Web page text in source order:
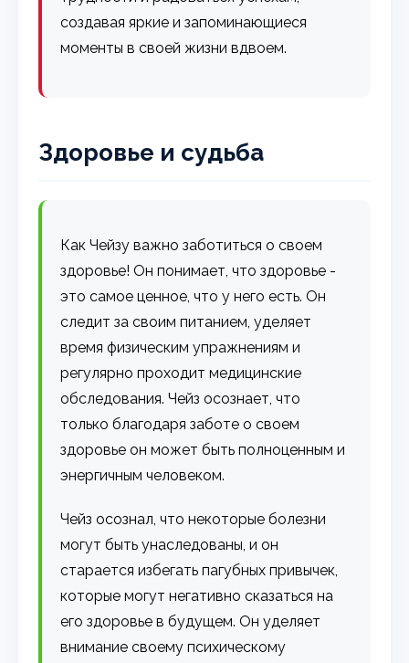
создавая яркие и запоминающиеся
моменты в своей жизни вдвоем.
Здоровье и судьба
Как Чейзу важно заботиться о своем
здоровье! Он понимает, что здоровье -
это самое ценное, что у него есть. Он
следит за своим питанием, уделяет
время физическим упражнениям и
регулярно проходит медицинские
обследования. Чейз осознает, что
только благодаря заботе о своем
здоровье он может быть полноценным и
энергичным человеком.
Чейз осознал, что некоторые болезни
могут быть унаследованы, и он
старается избегать пагубных привычек,
которые могут негативно сказаться на
его здоровье в будущем. Он уделяет
внимание своему психическому